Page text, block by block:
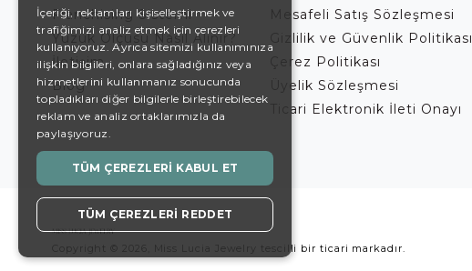
Franchising Sistemi
Yüzük Ölçüsü Nasıl Alınır?
İletişim
Blog
Mesafeli Satış Sözleşmesi
Gizlilik ve Güvenlik Politikası
Çerez Politikası
Üyelik Sözleşmesi
Ticari Elektronik İleti Onayı
Copyright © 2026, Miss Lucia Jewelry tescilli bir ticari markadır.
DE
EN
SWEDISH
TURKISH
İçeriği, reklamları kişiselleştirmek ve
trafiğimizi analiz etmek için çerezleri
kullanıyoruz. Ayrıca sitemizi kullanımınıza
ilişkin bilgileri, onlara sağladığınız veya
hizmetlerini kullanmanız sonucunda
topladıkları diğer bilgilerle birleştirebilecek
reklam ve analiz ortaklarımızla da
paylaşıyoruz.
TÜM ÇEREZLERI KABUL ET
TÜM ÇEREZLERI REDDET